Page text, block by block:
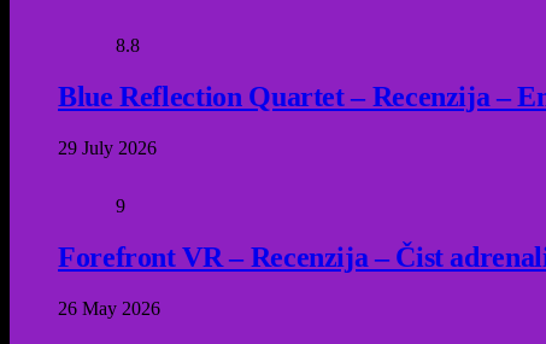
8.8
Blue Reflection Quartet – Recenzija –
29 July 2026
9
Forefront VR – Recenzija – Čist
26 May 2026